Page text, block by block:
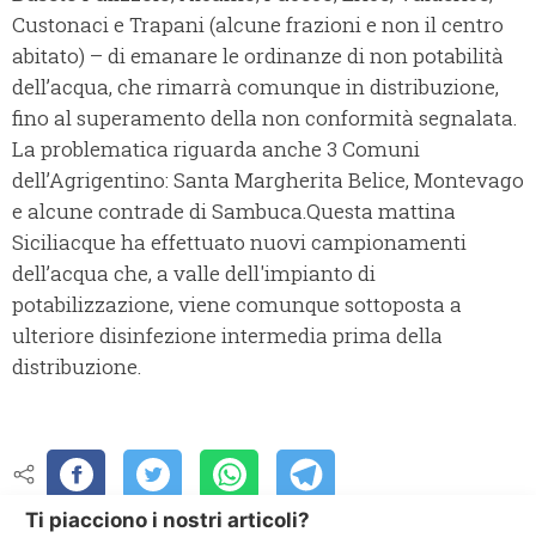
Custonaci e Trapani (alcune frazioni e non il centro
abitato) – di emanare le ordinanze di non potabilità
dell’acqua, che rimarrà comunque in distribuzione,
fino al superamento della non conformità segnalata.
La problematica riguarda anche 3 Comuni
dell’Agrigentino: Santa Margherita Belice, Montevago
e alcune contrade di Sambuca.Questa mattina
Siciliacque ha effettuato nuovi campionamenti
dell’acqua che, a valle dell'impianto di
potabilizzazione, viene comunque sottoposta a
ulteriore disinfezione intermedia prima della
distribuzione.
Ti piacciono i nostri articoli?